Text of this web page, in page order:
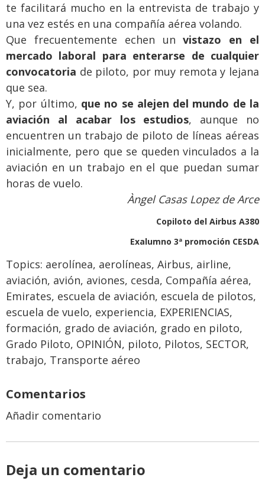
te facilitará mucho en la entrevista de trabajo y
una vez estés en una compañía aérea volando.
Que frecuentemente echen unvistazo en el
mercado laboral para enterarse de cualquier
convocatoria de piloto, por muy remota y lejana
que sea.
Y, por último, que no se alejen del mundo de la
aviación al acabar los estudios, aunque no
encuentren un trabajo de piloto de líneas aéreas
inicialmente, pero que se queden vinculados a la
aviación en un trabajo en el que puedan sumar
horas de vuelo.
Àngel Casas Lopez de Arce
Copiloto del Airbus A380
Exalumno 3ª promoción CESDA
Topics: aerolínea, aerolíneas, Airbus, airline,
aviación, avión, aviones, cesda, Compañía aérea,
Emirates, escuela de aviación, escuela de pilotos,
escuela de vuelo, experiencia, EXPERIENCIAS,
formación, grado de aviación, grado en piloto,
Grado Piloto, OPINIÓN, piloto, Pilotos, SECTOR,
trabajo, Transporte aéreo
Comentarios
Añadir comentario
Deja un comentario